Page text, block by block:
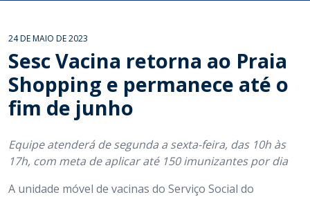
24 DE MAIO DE 2023
Sesc Vacina retorna ao Praia
Shopping e permanece até o
fim de junho
Equipe atenderá de segunda a sexta-feira, das 10h às
17h, com meta de aplicar até 150 imunizantes por dia
A unidade móvel de vacinas do Serviço Social do